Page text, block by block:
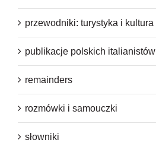
przewodniki: turystyka i kultura
publikacje polskich italianistów
remainders
rozmówki i samouczki
słowniki